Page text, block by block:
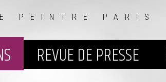
PEINTRE PARIS
REVUE DE PRESSE